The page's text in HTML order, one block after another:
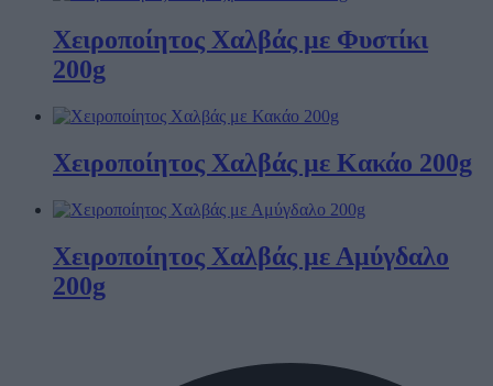
Χειροποίητος Χαλβάς με Φυστίκι
200g
Χειροποίητος Χαλβάς με Κακάο 200g
Χειροποίητος Χαλβάς με Αμύγδαλο
200g